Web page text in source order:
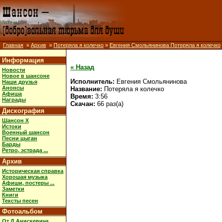
Главная » Архив » Потеряла я колечко » Евгения Смольянинова Потеряла я колечко
Информация
Новости
Новое в шансоне
Наши друзья
Анонсы
Афиша
Награды
Дискография
Шансон X
Истоки
Военный шансон
Песни цыган
Барды
Ретро, эстрада ...
Архив
Историческая справка
Хорошая музыка
Афиши, постеры ...
Заметки
Книги
Тексты песен
Фотоальбом
« Назад
Исполнитель: Евгения Смольянинова
Название: Потеряла я колечко
Время: 3:56
Скачан: 66 раз(а)